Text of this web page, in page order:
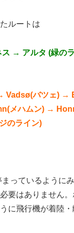
ルートは
→ アルタ (緑の
Vadsø(バツェ) →
メハムン) →
のライン)
っているように
要はありません
に飛行機が着陸